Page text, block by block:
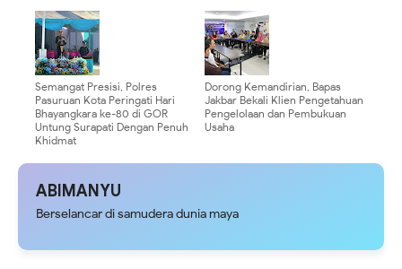
Agar Lebih Tahan Lama
Semangat Presisi, Polres
Pasuruan Kota Peringati Hari
Bhayangkara ke-80 di GOR
Untung Surapati Dengan Penuh
Khidmat
Dorong Kemandirian, Bapas
Jakbar Bekali Klien Pengetahuan
Pengelolaan dan Pembukuan
Usaha
ABIMANYU
Berselancar di samudera dunia maya